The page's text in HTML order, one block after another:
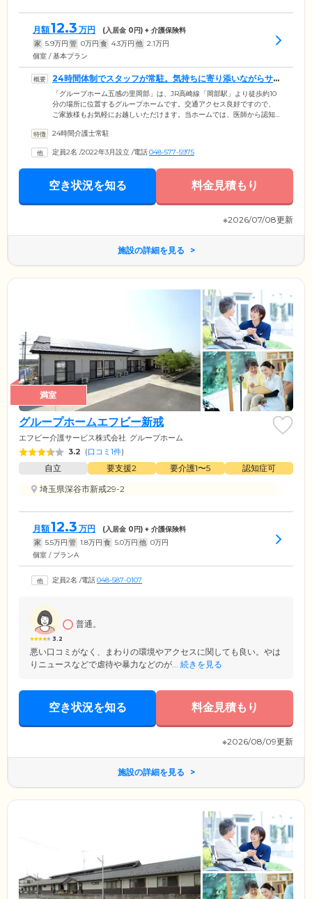
月額12.3 万円 (入居金 0円) + 介護保険料
家 5.9万円 管 0万円 食 4.3万円 他 2.1万円
個室 / 基本プラン
24時間体制でスタッフが常駐。気持ちに寄り添いながらサ
ポートしています
「グループホーム五感の里岡部」は、JR高崎線「岡部駅」より徒歩約10
分の場所に位置するグループホームです。交通アクセス良好ですので、
ご家族様もお気軽にお越しいただけます。当ホームでは、医師から認知
割分担をしながら共同生活を送っています。ホーム内には24時間体制で
日常生活のサポートを行っています。介護を必要とするみなさまが少し
でも家計の負担なく、安心してご入居いただけるよう入居一時金を不要
24時間介護士常駐
定員2名 /2022年3月設立 /電話048-577-5975
空き状況を知る 料金見積もり
※2026/07/08更新
施設の詳細を見る
満室
グループホームエフビー新戒
エフビー介護サービス株式会社 グループホーム
3.2 (口コミ1件)
自立 要支援2 要介護1〜5
認知症可
埼玉県深谷市新戒29-2
月額12.3 万円 (入居金 0円) + 介護保険料
家 5.5万円 管 1.8万円 食 5.0万円 他 0万円
個室 / プランA
定員2名 /電話048-587-0107
3.2
普通。
悪い口コミがなく、まわりの環境やアクセスに関しても良い。やは
りニュースなどで虐待や暴力などのが... 続きを見る
空き状況を知る 料金見積もり
※2026/08/09更新
施設の詳細を見る